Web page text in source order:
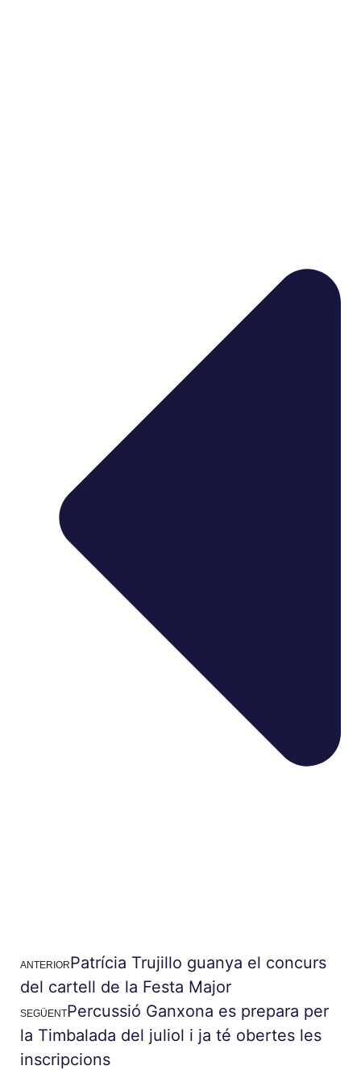
ANTERIORPatrícia Trujillo guanya el concurs
del cartell de la Festa Major
SEGÜENTPercussió Ganxona es prepara per
la Timbalada del juliol i ja té obertes les
inscripcions